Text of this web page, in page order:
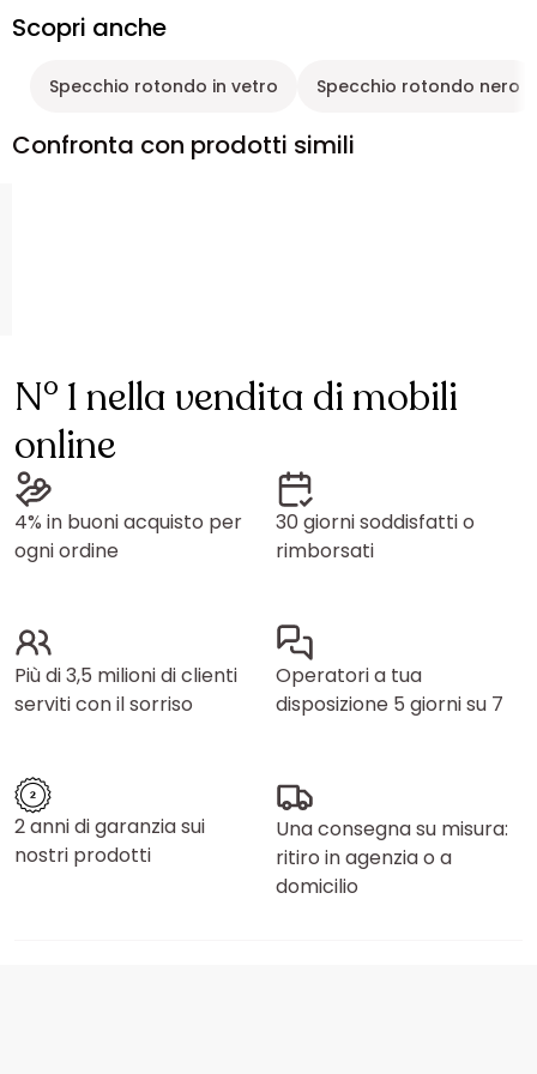
Scopri anche
Specchio rotondo in vetro Specchio rotondo nero
Confronta con prodotti simili
N° 1 nella vendita di mobili
online
4% in buoni acquisto per
ogni ordine
30 giorni soddisfatti o
rimborsati
Più di 3,5 milioni di clienti
serviti con il sorriso
Operatori a tua
disposizione 5 giorni su 7
2 anni di garanzia sui
nostri prodotti
Una consegna su misura:
ritiro in agenzia o a
domicilio